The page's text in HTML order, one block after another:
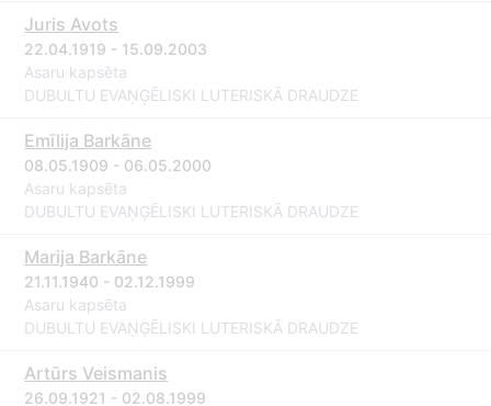
Juris Avots
22.04.1919 - 15.09.2003
Asaru kapsēta
DUBULTU EVAŅĢĒLISKI LUTERISKĀ DRAUDZE
Emīlija Barkāne
08.05.1909 - 06.05.2000
Asaru kapsēta
DUBULTU EVAŅĢĒLISKI LUTERISKĀ DRAUDZE
Marija Barkāne
21.11.1940 - 02.12.1999
Asaru kapsēta
DUBULTU EVAŅĢĒLISKI LUTERISKĀ DRAUDZE
Artūrs Veismanis
26.09.1921 - 02.08.1999